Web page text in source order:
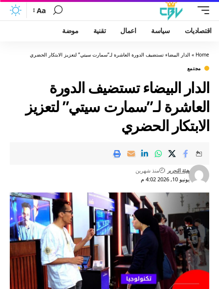
Aa
اقتصاديات سياسة اعمال تقنية موضة
Home
» الدار البيضاء تستضيف الدورة العاشرة لـ”سمارت سيتي” لتعزيز الابتكار الحضري
مجتمع
الدار البيضاء تستضيف الدورة
العاشرة لـ”سمارت سيتي” لتعزيز
الابتكار الحضري
يونيو 10, 2026 4:02 م
هيئة التحرير منذ شهرين